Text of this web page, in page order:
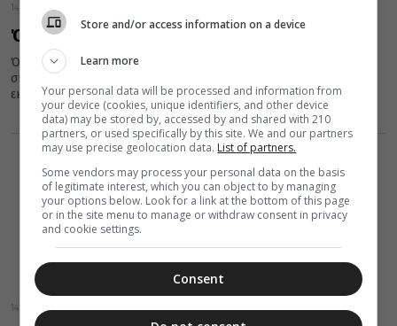
14 Ιουλίου 2017
Όσιος Νικόδημος ο Αγιορείτης
Όσιος Νικόδημος ο Αγιορείτης, τη μνήμη του οποίου τιμά
σήμερα 14 Ιουλίου η Εκκλησία, ήταν σοφός διδάσκαλος της
εκκλησίας.
14 Ιουλίου 2016
Store and/or access information on a device
Learn more
Your personal data will be processed and information from
your device (cookies, unique identifiers, and other device
data) may be stored by, accessed by and shared with 210
partners, or used specifically by this site. We and our partners
may use precise geolocation data. List of partners.
Some vendors may process your personal data on the basis
of legitimate interest, which you can object to by managing
your options below. Look for a link at the bottom of this page
or in the site menu to manage or withdraw consent in privacy
and cookie settings.
Consent